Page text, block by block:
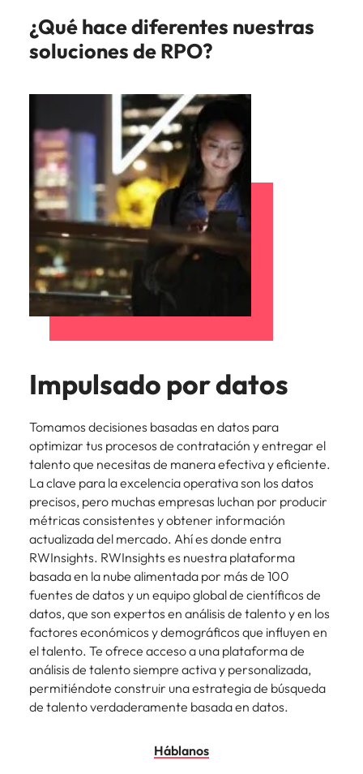
¿Qué hace diferentes nuestras
soluciones de RPO?
Impulsado por datos
Tomamos decisiones basadas en datos para
optimizar tus procesos de contratación y entregar el
talento que necesitas de manera efectiva y eficiente.
La clave para la excelencia operativa son los datos
precisos, pero muchas empresas luchan por producir
métricas consistentes y obtener información
actualizada del mercado. Ahí es donde entra
RWInsights. RWInsights es nuestra plataforma
basada en la nube alimentada por más de 100
fuentes de datos y un equipo global de científicos de
datos, que son expertos en análisis de talento y en los
factores económicos y demográficos que influyen en
el talento. Te ofrece acceso a una plataforma de
análisis de talento siempre activa y personalizada,
permitiéndote construir una estrategia de búsqueda
de talento verdaderamente basada en datos.
Háblanos